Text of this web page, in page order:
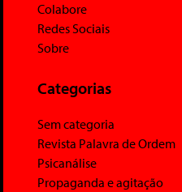
Colabore
Redes Sociais
Sobre
Categorias
Sem categoria
Revista Palavra de Ordem
Psicanálise
Propaganda e agitação